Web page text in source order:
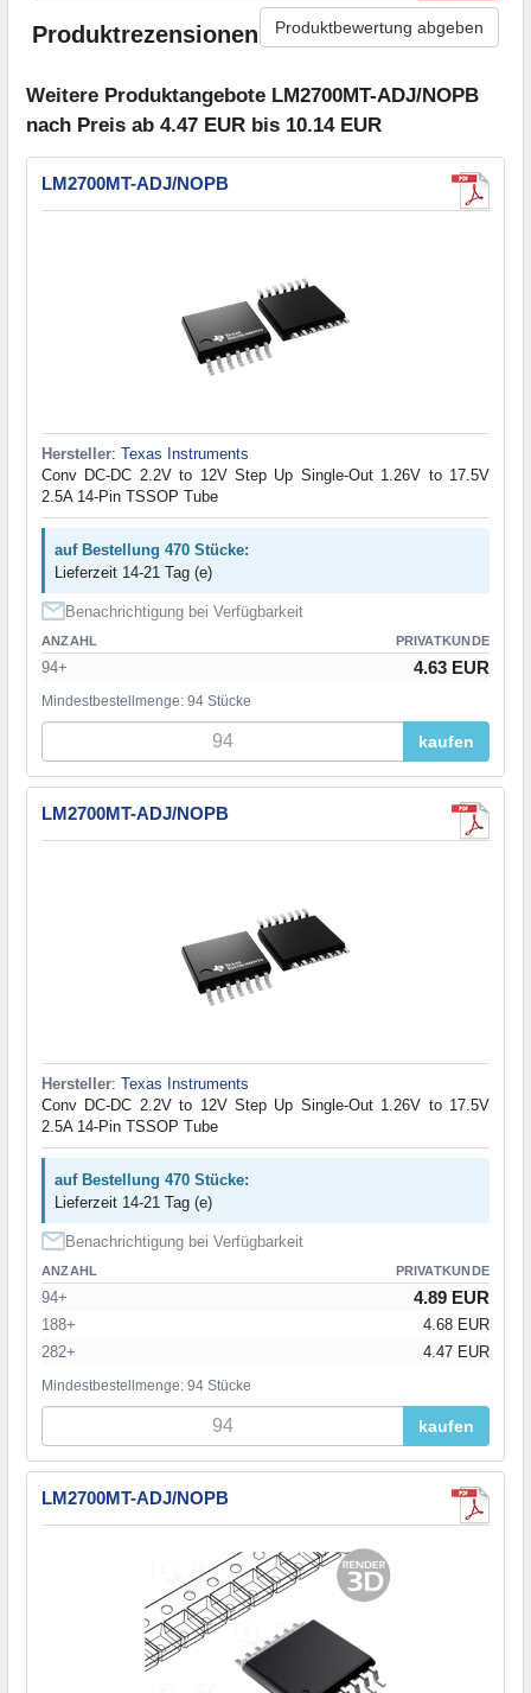
Produktrezensionen Produktbewertung abgeben
Weitere Produktangebote LM2700MT-ADJ/NOPB
nach Preis ab 4.47 EUR bis 10.14 EUR
LM2700MT-ADJ/NOPB
Hersteller: Texas Instruments
Conv DC-DC 2.2V to 12V Step Up Single-Out 1.26V to 17.5V
2.5A 14-Pin TSSOP Tube
auf Bestellung 470 Stücke:
Lieferzeit 14-21 Tag (e)
Benachrichtigung bei Verfügbarkeit
ANZAHL PRIVATKUNDE
94+ 4.63 EUR
Mindestbestellmenge: 94 Stücke
kaufen
LM2700MT-ADJ/NOPB
Hersteller: Texas Instruments
Conv DC-DC 2.2V to 12V Step Up Single-Out 1.26V to 17.5V
2.5A 14-Pin TSSOP Tube
auf Bestellung 470 Stücke:
Lieferzeit 14-21 Tag (e)
Benachrichtigung bei Verfügbarkeit
ANZAHL PRIVATKUNDE
94+ 4.89 EUR
188+
4.68 EUR
282+
4.47 EUR
Mindestbestellmenge: 94 Stücke
kaufen
LM2700MT-ADJ/NOPB